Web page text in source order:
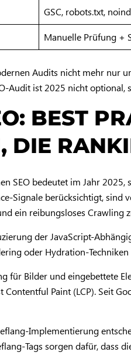
GSC, robots.txt,
Manuelle Prüfung +
Audits nicht mehr nur
Audit ist 2025 nicht
BEST
DIE
SEO bedeutet im Jahr
Signale berücksichtigt,
ein reibungsloses Crawling
der JavaScript-
oder Hydration-
für Bilder und eingebettete
Paint (LCP). Seit
Implementierung
Tags sorgen dafür, dass